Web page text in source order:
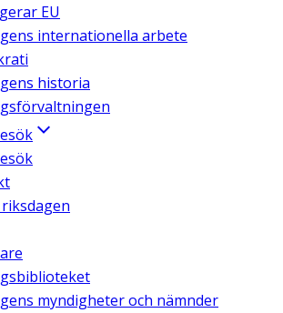
EU
internationella arbete
historia
myndigheter och nämnder